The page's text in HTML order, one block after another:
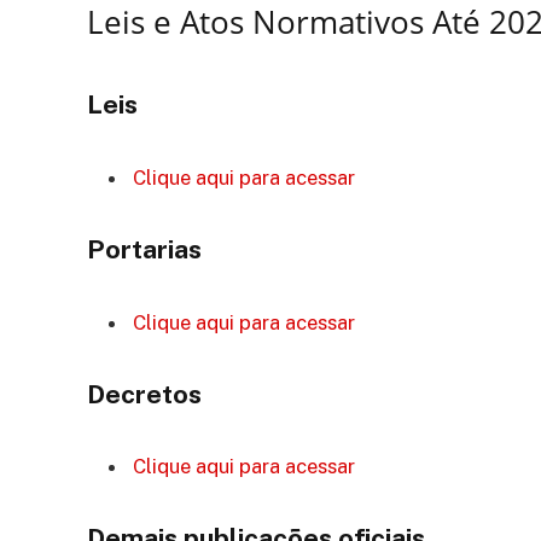
Leis e Atos Normativos Até
Leis
Clique aqui para acessar
Portarias
Clique aqui para acessar
Decretos
Clique aqui para acessar